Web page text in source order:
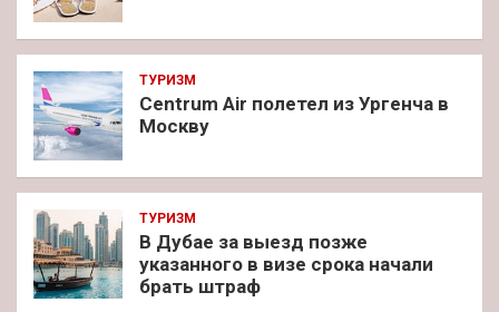
ТУРИЗМ
Centrum Air полетел из Ургенча в
Москву
ТУРИЗМ
В Дубае за выезд позже
указанного в визе срока начали
брать штраф